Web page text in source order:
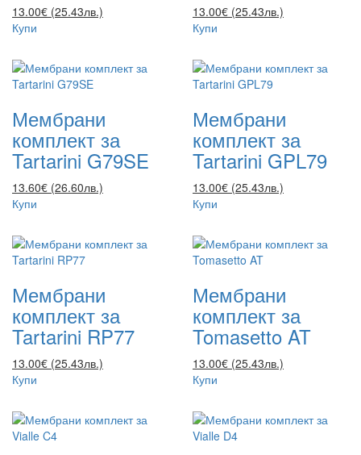
13.00€ (25.43лв.)
Купи
13.00€ (25.43лв.)
Купи
Мембрани
комплект за
Tartarini G79SE
13.60€ (26.60лв.)
Купи
Мембрани
комплект за
Tartarini GPL79
13.00€ (25.43лв.)
Купи
Мембрани
комплект за
Tartarini RP77
13.00€ (25.43лв.)
Купи
Мембрани
комплект за
Tomasetto AT
13.00€ (25.43лв.)
Купи